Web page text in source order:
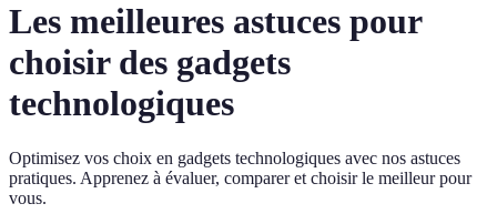
Les meilleures astuces pour
choisir des gadgets
technologiques
Optimisez vos choix en gadgets technologiques avec nos astuces
pratiques. Apprenez à évaluer, comparer et choisir le meilleur pour
vous.